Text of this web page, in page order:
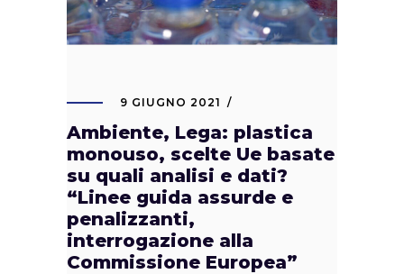
9 GIUGNO 2021
Ambiente, Lega: plastica
monouso, scelte Ue basate
su quali analisi e dati?
“Linee guida assurde e
penalizzanti,
interrogazione alla
Commissione Europea”